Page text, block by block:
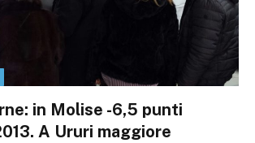
in Molise -6,5 punti
A Ururi maggiore